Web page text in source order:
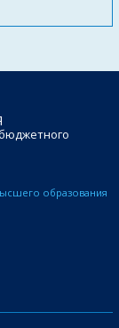
образования